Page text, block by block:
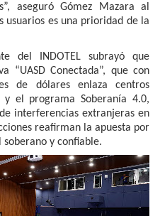
aseguró Gómez Mazara al
usuarios es una prioridad de la
del INDOTEL subrayó que
“UASD Conectada”, que con
de dólares enlaza centros
el programa Soberanía 4.0,
interferencias extranjeras en
reafirman la apuesta por
y confiable.